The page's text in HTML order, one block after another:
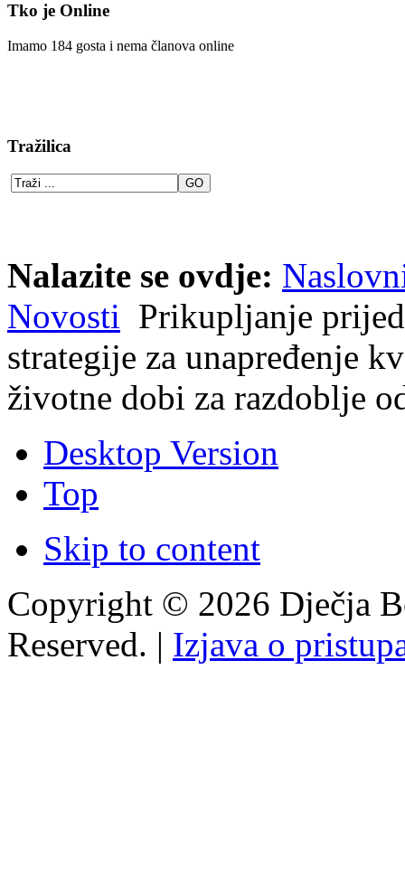
Tko je Online
Imamo 184 gosta i nema članova online
Tražilica
Nalazite se ovdje:
Novosti Prikupljanje
strategije za unapređenje
životne dobi za razdoblje
Desktop Version
Top
Skip to content
Copyright © 2026 Dječja
Reserved. | Izjava o